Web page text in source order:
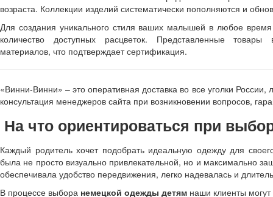
возраста. Коллекции изделий систематически пополняются и
Для создания уникального стиля ваших малышей в любое время
количество доступных расцветок. Представленные товары
материалов, что подтверждает сертификация.
«Винни-Винни» – это оперативная доставка во все уголки
консультация менеджеров сайта при возникновении вопросов,
На что ориентироваться при
Каждый родитель хочет подобрать идеальную одежду для
была не просто визуально привлекательной, но и максимально
обеспечивала удобство передвижения, легко надевалась и
В процессе выбора немецкой одежды детям наши клиенты